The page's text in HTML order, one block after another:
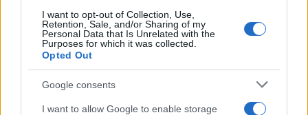
I want to opt-out of Collection, Use,
Retention, Sale, and/or Sharing of my
Personal Data that Is Unrelated with the
Purposes for which it was collected.
Opted Out
Google consents
I want to allow Google to enable storage